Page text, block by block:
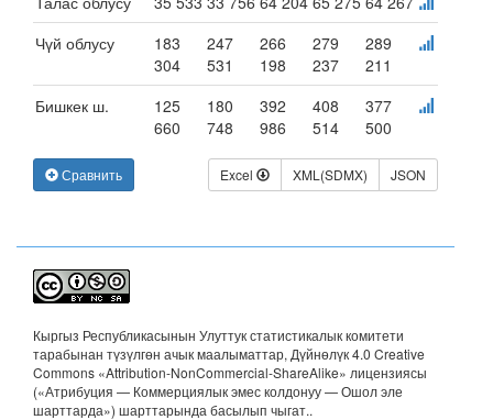
Чүй облусу
183
304
247
531
266
198
279
237
289
211
Бишкек ш.
125
660
180
748
392
986
408
514
377
500
Сравнить Excel XML(SDMX) JSON
Кыргыз Республикасынын Улуттук статистикалык комитети
тарабынан түзүлгөн ачык маалыматтар, Дүйнөлүк 4.0 Creative
Commons «Attribution-NonCommercial-ShareAlike» лицензиясы
(«Атрибуция — Коммерциялык эмес колдонуу — Ошол эле
шарттарда») шарттарында басылып чыгат..